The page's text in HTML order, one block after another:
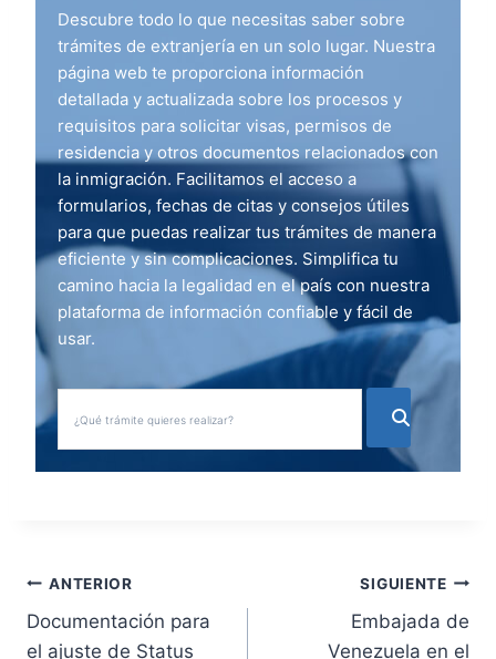
Descubre todo lo que necesitas saber sobre
trámites de extranjería en un solo lugar. Nuestra
página web te proporciona información
detallada y actualizada sobre los procesos y
requisitos para solicitar visas, permisos de
residencia y otros documentos relacionados con
la inmigración. Facilitamos el acceso a
formularios, fechas de citas y consejos útiles
para que puedas realizar tus trámites de manera
eficiente y sin complicaciones. Simplifica tu
camino hacia la legalidad en el país con nuestra
plataforma de información confiable y fácil de
usar.
N
a
ANTERIOR
Documentación para
el ajuste de Status
SIGUIENTE
Embajada de
Venezuela en el